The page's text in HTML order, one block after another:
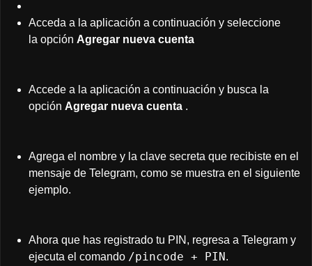
Acceda a la aplicación a continuación y seleccione
la opción Agregar nueva cuenta
Accede a la aplicación a continuación y busca la
opción Agregar nueva cuenta .
Agrega el nombre y la clave secreta que recibiste en el
mensaje de Telegram, como se muestra en el siguiente
ejemplo.
Ahora que has registrado tu PIN, regresa a Telegram y
ejecuta el comando /pincode + PIN .